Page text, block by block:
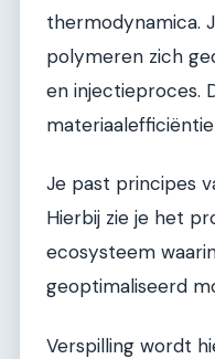
thermodynamica.
polymeren zich
en injectieproces.
Je past principes
Hierbij zie je het
ecosysteem
geoptimaliseerd
Verspilling wordt